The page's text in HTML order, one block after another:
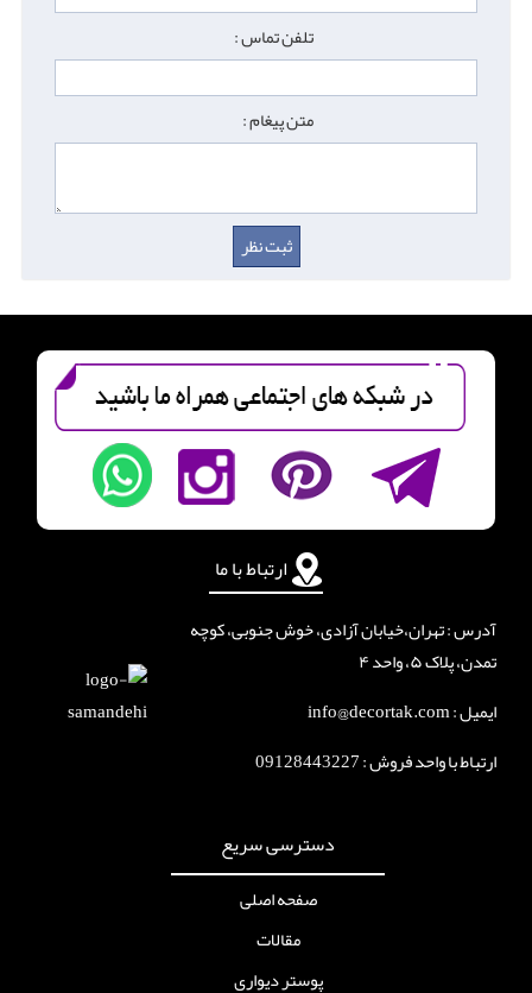
تلفن تماس :
متن پیغام :
دسترسی سریع
صفحه اصلی
مقالات
پوستر دیواری
ارتباط با ما
آدرس : تهران،خیابان آزادی، خوش جنوبی، کوچه
تمدن، پلاک ۵، واحد ۴
ایمیل : info@decortak.com
ارتباط با واحد فروش :09128443227